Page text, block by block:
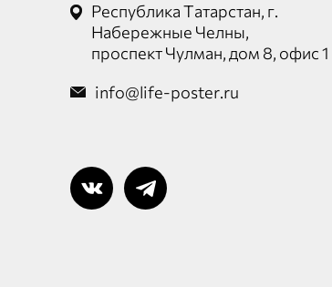
Республика Татарстан, г.
Набережные Челны,
проспект Чулман, дом 8, офис 1
info@life-poster.ru